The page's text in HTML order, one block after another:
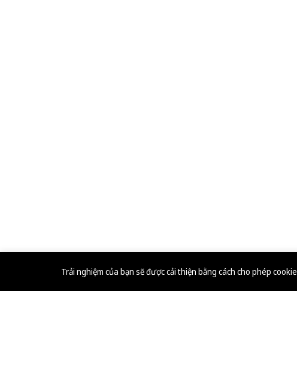
Trải nghiệm của bạn sẽ được cải thiện bằng cách cho phép cookie